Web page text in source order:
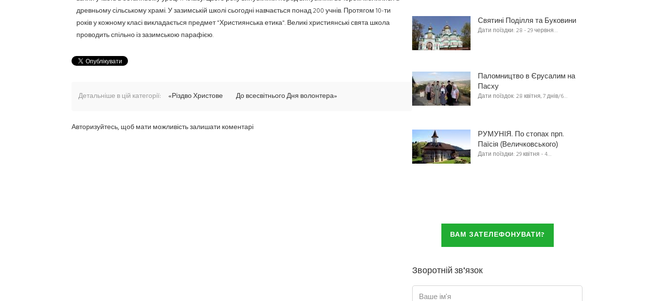
древньому сільському храмі. У зазимській школі сьогодні навчається понад 200 учнів. Протягом 10-ти
років у кожному класі викладається предмет "Християнська етика". Великі християнські свята школа
проводить спільно із зазимською парафією.
Детальніше в цій категорії: «Різдво Христове До всесвітнього Дня волонтера»
Авторизуйтесь, щоб мати можливість залишати коментарі
Святині Поділля та Буковини
Дати поїздки: 28 - 29 червня…
Паломництво в Єрусалим на
Пасху
Дати поїздок: 28 квітня, 7 днів/6…
РУМУНІЯ. По стопах прп.
Паїсія (Величковського)
Дати поїздки: 29 квітня - 4…
ВАМ ЗАТЕЛЕФОНУВАТИ?
Зворотній зв'язок
Ваше ім'я